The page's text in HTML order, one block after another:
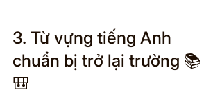
3. Từ vựng tiếng Anh
chuẩn bị trở lại trường 📚
🎒